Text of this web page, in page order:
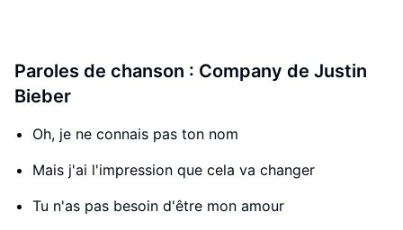
Paroles de chanson : Company de Justin
Bieber
Oh, je ne connais pas ton nom
Mais j'ai l'impression que cela va changer
Tu n'as pas besoin d'être mon amour